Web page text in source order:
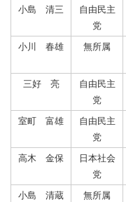
小島 清三
自由民主
党
小川 春雄
無所属
三好 亮
自由民主
党
室町 富雄
自由民主
党
高木 金保
日本社会
党
小島 清蔵
無所属